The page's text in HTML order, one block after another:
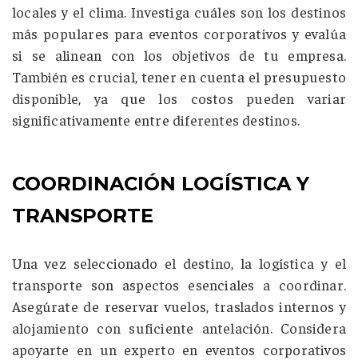
locales y el clima. Investiga cuáles son los destinos
más populares para eventos corporativos y evalúa
si se alinean con los objetivos de tu empresa.
También es crucial, tener en cuenta el presupuesto
disponible, ya que los costos pueden variar
significativamente entre diferentes destinos.
COORDINACIÓN LOGÍSTICA Y
TRANSPORTE
Una vez seleccionado el destino, la logística y el
transporte son aspectos esenciales a coordinar.
Asegúrate de reservar vuelos, traslados internos y
alojamiento con suficiente antelación. Considera
apoyarte en un experto en eventos corporativos